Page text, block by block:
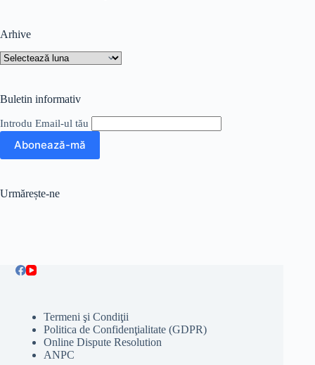
Arhive
Arhive
Buletin informativ
Introdu Email-ul tău
Urmărește-ne
Termeni şi Condiţii
Politica de Confidenţialitate (GDPR)
Online Dispute Resolution
ANPC